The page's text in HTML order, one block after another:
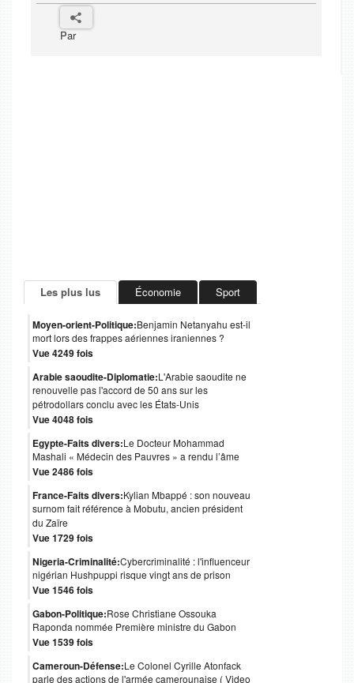
Par
Les plus lus Économie Sport
Moyen-orient-Politique:Benjamin Netanyahu est-il
mort lors des frappes aériennes iraniennes ?
Vue 4249 fois
Arabie saoudite-Diplomatie:L'Arabie saoudite ne
renouvelle pas l'accord de 50 ans sur les
pétrodollars conclu avec les États-Unis
Vue 4048 fois
Egypte-Faits divers:Le Docteur Mohammad
Mashali « Médecin des Pauvres » a rendu l’âme
Vue 2486 fois
France-Faits divers:Kylian Mbappé : son nouveau
surnom fait référence à Mobutu, ancien président
du Zaïre
Vue 1729 fois
Nigeria-Criminalité:Cybercriminalité : l'influenceur
nigérian Hushpuppi risque vingt ans de prison
Vue 1546 fois
Gabon-Politique:Rose Christiane Ossouka
Raponda nommée Première ministre du Gabon
Vue 1539 fois
Cameroun-Défense:Le Colonel Cyrille Atonfack
parle des actions de l'armée camerounaise ( Video